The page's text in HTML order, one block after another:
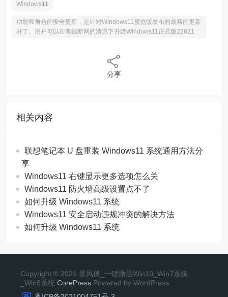
Windows11
功能和角色的安全更新，是针对Windows11预览版发布的最新的更新
补丁。用户可以在离线断网的情况下升级Windows11正式版22621
分享
相关内容
联想笔记本 U 盘重装 Windows11 系统通用方法分
享
Windows11 右键显示更多选项怎么关
Windows11 防火墙高级设置点不了
如何升级 Windows11 系统
Windows11 安全启动违规冲突的解决方法
如何升级 Windows11 系统
Copyright © 2021 暴风侠_一键激活Win10_Win7系统
_Win8系统 CorePress Powered by WordPress